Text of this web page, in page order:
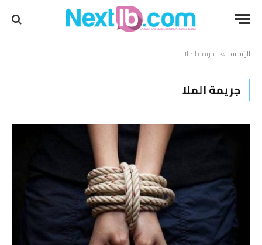
الرئيسية » جريمة الملا
جريمة الملا